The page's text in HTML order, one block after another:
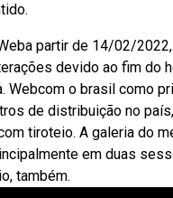
partir de 14/02/
devido ao fim do
Webcom o brasil como
de distribuição no
tiroteio. A galeria do
em duas
também.